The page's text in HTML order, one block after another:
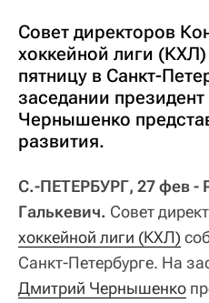
Совет директоров
хоккейной лиги
пятницу в Санкт-
заседании
Чернышенко
развития.
С.-ПЕТЕРБУРГ, 27 фев -
Галькевич. Совет
хоккейной лиги (КХЛ)
Санкт-Петербурге. На
Дмитрий Чернышенко